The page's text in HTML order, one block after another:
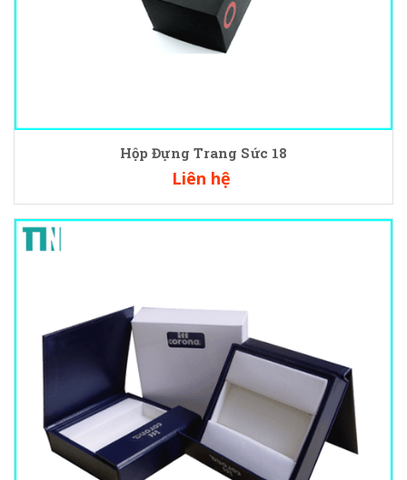
Hộp Đựng Trang Sức 18
Liên hệ